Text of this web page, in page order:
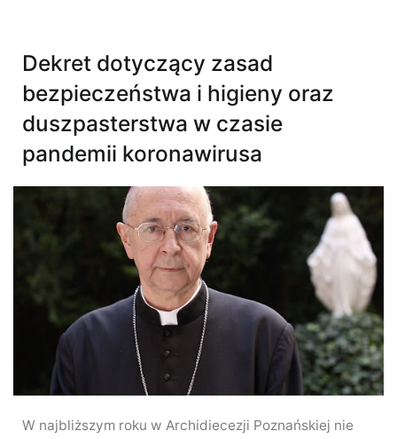
Dekret dotyczący zasad
bezpieczeństwa i higieny oraz
duszpasterstwa w czasie
pandemii koronawirusa
W najbliższym roku w Archidiecezji Poznańskiej nie